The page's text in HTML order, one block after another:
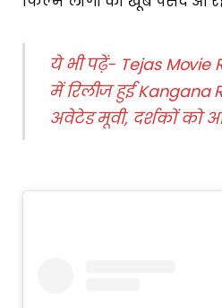
ये भी पढ़ें- Tejas Movie
में रिलीज हुई Kangana
अवेटेड मूवी, दर्शकों को